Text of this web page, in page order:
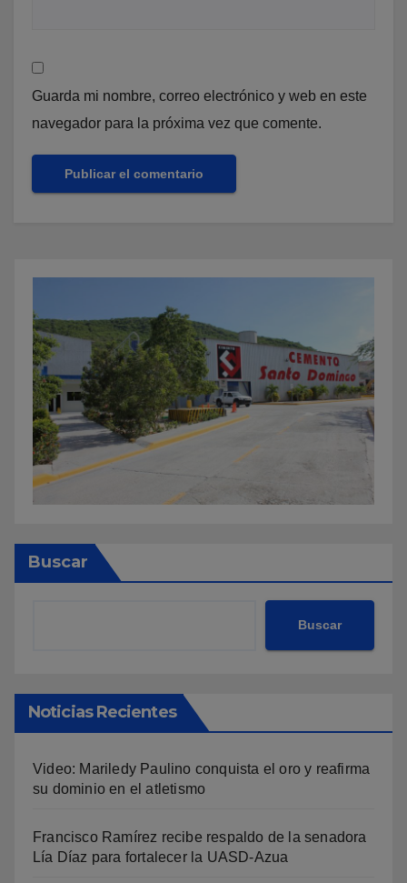
Guarda mi nombre, correo electrónico y web en este
navegador para la próxima vez que comente.
Buscar
Buscar
Noticias Recientes
Video: Mariledy Paulino conquista el oro y reafirma
su dominio en el atletismo
Francisco Ramírez recibe respaldo de la senadora
Lía Díaz para fortalecer la UASD-Azua